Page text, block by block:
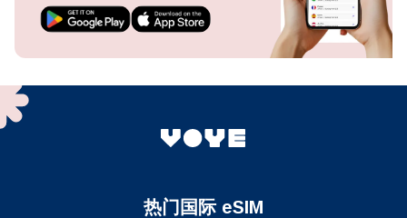
热门国际 eSIM